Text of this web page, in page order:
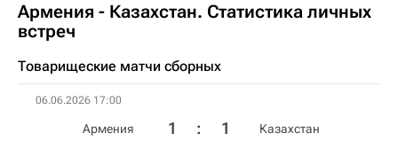
Армения - Казахстан. Статистика личных
встреч
Товарищеские матчи сборных
06.06.2026 17:00
Армения 1 : 1 Казахстан